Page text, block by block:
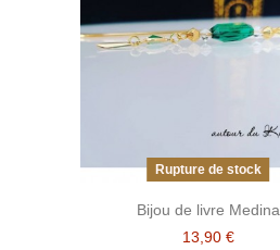
Rupture de stock
Bijou de livre Medina
13,90 €